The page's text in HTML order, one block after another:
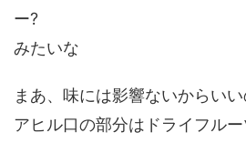
ー?
みたいな
まあ、味には影響ないからい
アヒル口の部分はドライフルー